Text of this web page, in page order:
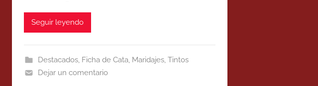
Seguir leyendo
Destacados, Ficha de Cata, Maridajes, Tintos
Dejar un comentario